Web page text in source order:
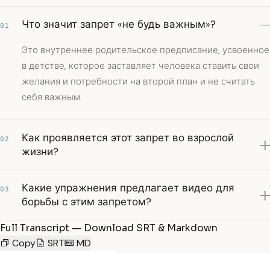
01 Что значит запрет «не будь важным»?
Это внутреннее родительское предписание, усвоенное
в детстве, которое заставляет человека ставить свои
желания и потребности на второй план и не считать
себя важным.
02
Как проявляется этот запрет во взрослой
жизни?
03
Какие упражнения предлагает видео для
борьбы с этим запретом?
Full Transcript — Download SRT & Markdown
Copy
SRT MD